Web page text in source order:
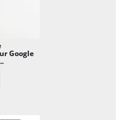
Google